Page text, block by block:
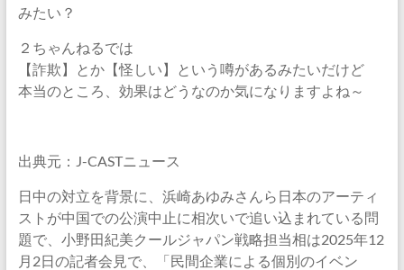
みたい？
２ちゃんねるでは
【詐欺】とか【怪しい】という噂があるみたいだけど
本当のところ、効果はどうなのか気になりますよね～
出典元：J-CASTニュース
日中の対立を背景に、浜崎あゆみさんら日本のアーティ
ストが中国での公演中止に相次いで追い込まれている問
題で、小野田紀美クールジャパン戦略担当相は2025年12
月2日の記者会見で、「民間企業による個別のイベン